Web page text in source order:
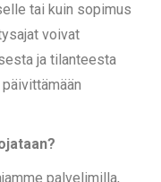
tai kuin sopimus
voivat
ja tilanteesta
palvelimilla,